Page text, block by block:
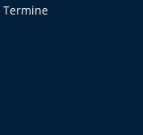
Termine